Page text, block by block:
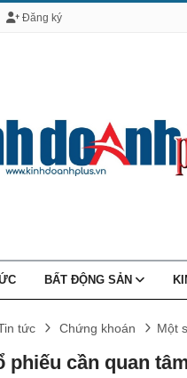
Đăng ký
BẤT ĐỘNG SẢN
tức Chứng khoán Một
phiếu cần quan